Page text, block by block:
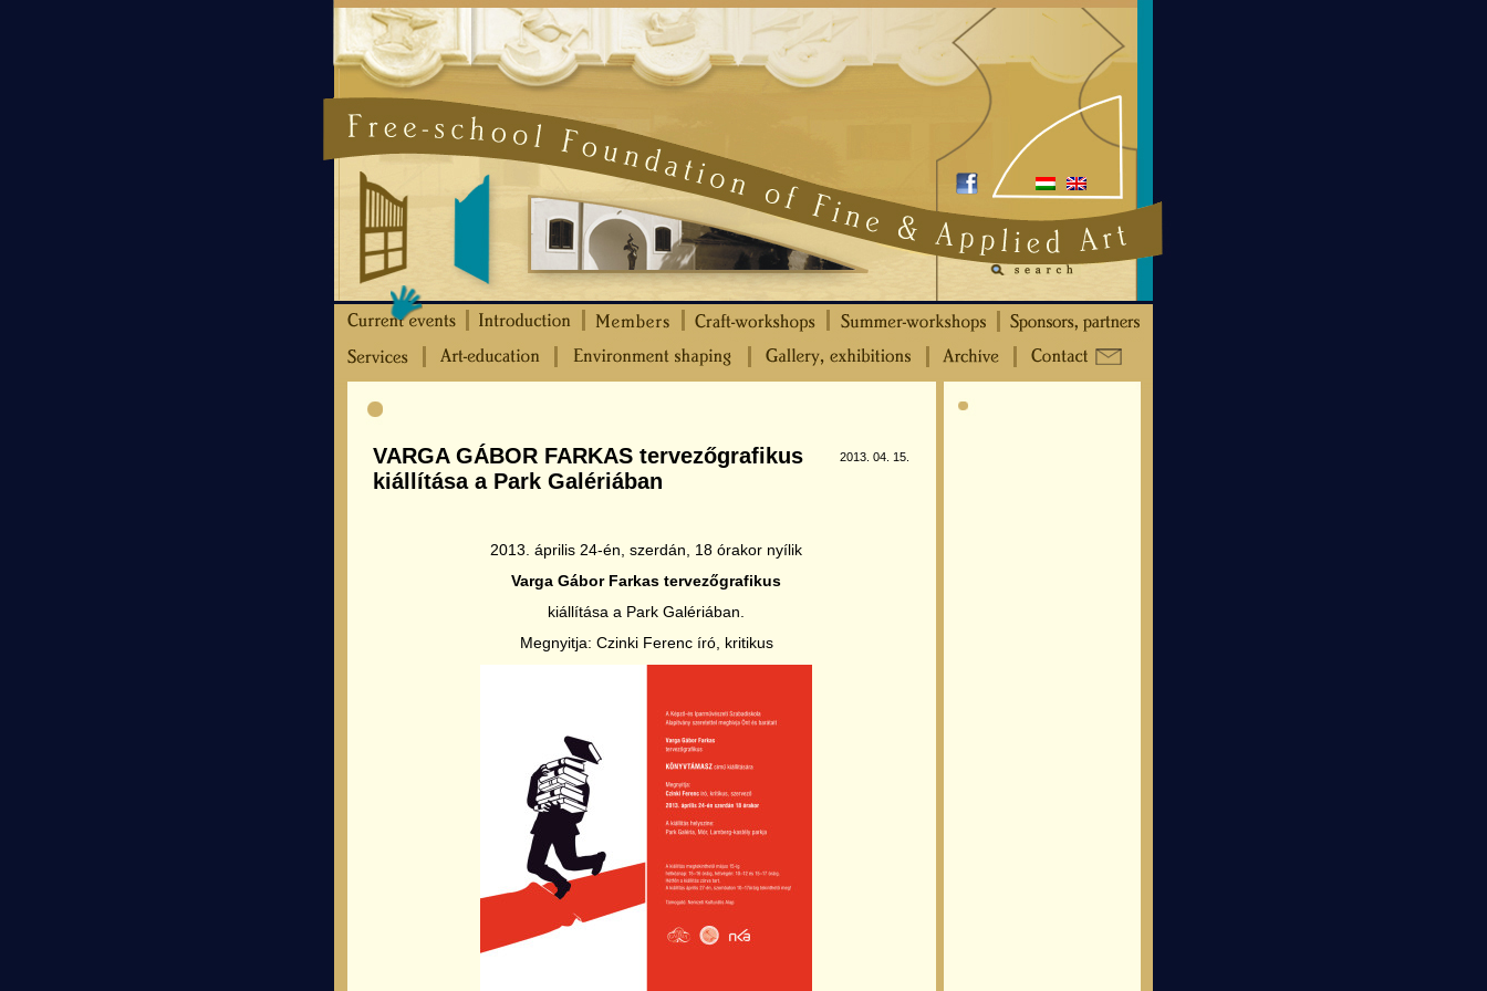
2013. 04. 15.
VARGA GÁBOR FARKAS tervezőgrafikus
kiállítása a Park Galériában
2013. április 24-én, szerdán, 18 órakor nyílik
Varga Gábor Farkas tervezőgrafikus
kiállítása a Park Galériában.
Megnyitja: Czinki Ferenc író, kritikus